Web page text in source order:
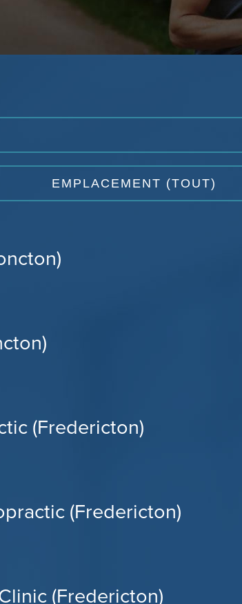
(Fredericton)
(Fredericton)
(Fredericton)